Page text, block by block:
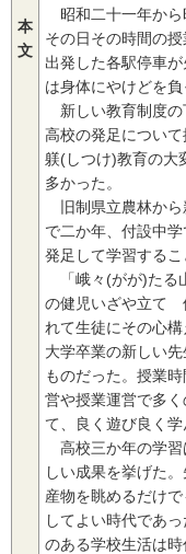
本
文
昭和二十一年から
その日その時間の
出発した各駅停車
は身体にやけどを負
新しい教育制度の
高校の発足につい
躾(しつけ)教育の大
多かった。
旧制県立農林から
で二か年、付設中
発足して学習するこ
「峨々(がが)たる
の健児いざや立て
れて生徒にその心
大学卒業の新しい
ものだった。授業
営や授業運営で多
て、良く遊び良く学
高校三か年の学習
しい成果を挙げた
産物を眺めるだけ
してよい時代であ
のある学校生活は